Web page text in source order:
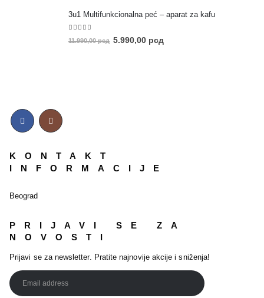
3u1 Multifunkcionalna peć – aparat za kafu
5.00out of 5
11.990,00рсд 5.990,00 рсд
KONTAKT
INFORMACIJE
Beograd
PRIJAVI SE ZA
NOVOSTI
Prijavi se za newsletter. Pratite najnovije akcije i sniženja!